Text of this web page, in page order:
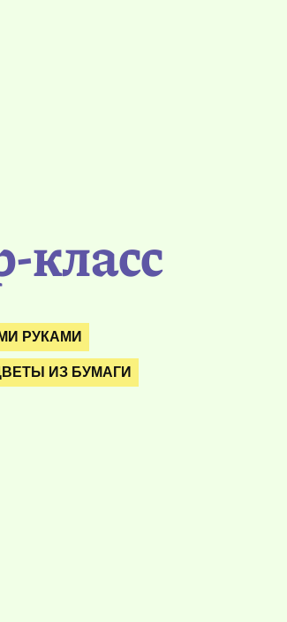
класс
РУКАМИ
ИЗ БУМАГИ